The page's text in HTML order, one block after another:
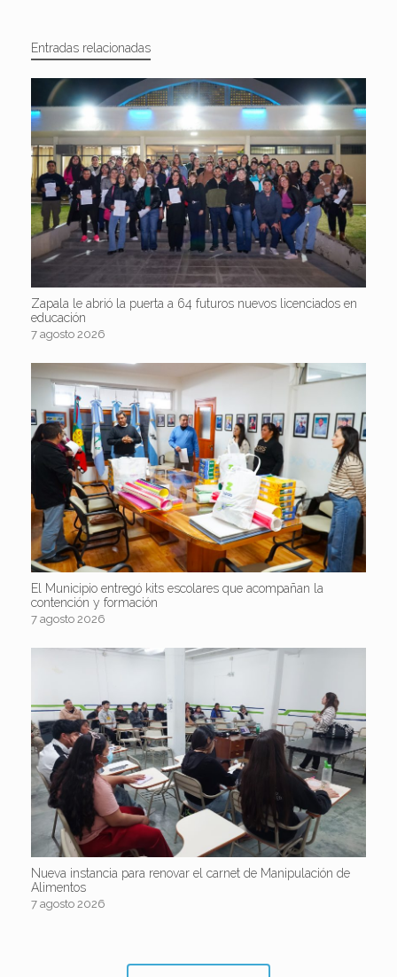
Entradas relacionadas
Zapala le abrió la puerta a 64 futuros nuevos licenciados en
educación
7 agosto 2026
El Municipio entregó kits escolares que acompañan la
contención y formación
7 agosto 2026
Nueva instancia para renovar el carnet de Manipulación de
Alimentos
7 agosto 2026